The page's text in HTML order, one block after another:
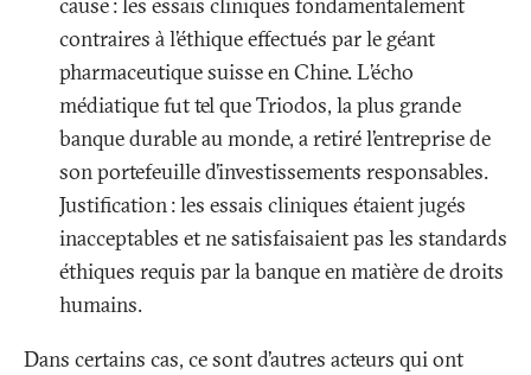
cause: les essais cliniques fondamentalement
contraires à l’éthique effectués par le géant
pharmaceutique suisse en Chine. L’écho
médiatique fut tel que Triodos, la plus grande
banque durable au monde, a retiré l’entreprise de
son portefeuille d’investissements responsables.
Justification: les essais cliniques étaient jugés
inacceptables et ne satisfaisaient pas les standards
éthiques requis par la banque en matière de droits
humains.
Dans certains cas, ce sont d’autres acteurs qui ont